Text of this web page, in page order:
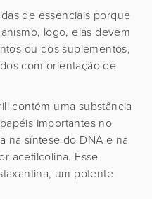
de essenciais porque
logo, elas devem
ou dos suplementos,
com orientação de
contém uma substância
importantes no
na síntese do DNA e na
acetilcolina. Esse
um potente